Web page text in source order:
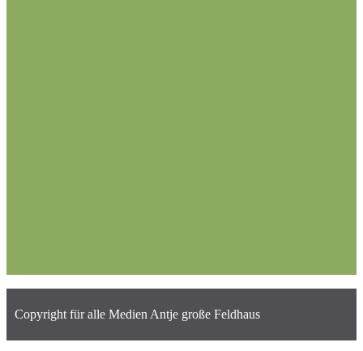
Copyright für alle Medien Antje große Feldhaus